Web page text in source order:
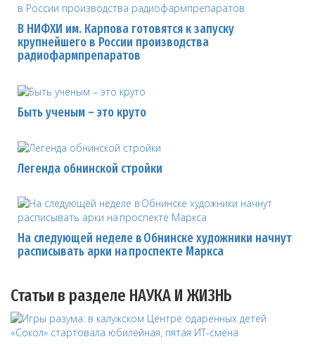
В НИФХИ им. Карпова готовятся к запуску
крупнейшего в России производства
радиофармпрепаратов
Быть ученым – это круто
Легенда обнинской стройки
На следующей неделе в Обнинске художники начнут
расписывать арки на проспекте Маркса
Статьи в разделе НАУКА И ЖИЗНЬ